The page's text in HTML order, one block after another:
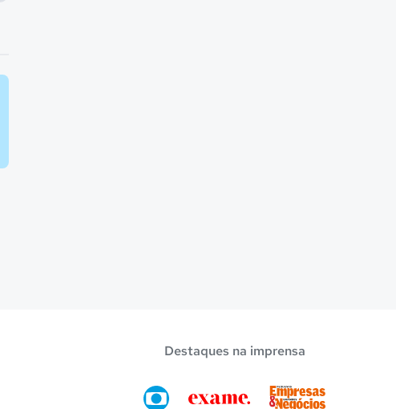
Destaques na imprensa